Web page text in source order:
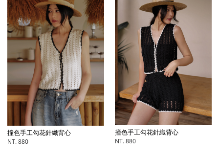
撞色手工勾花針織背心
NT. 880
撞色手工勾花針織背心
NT. 880